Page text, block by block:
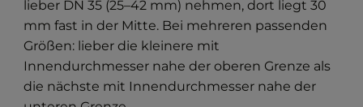
lieber DN 35 (25–42 mm) nehmen, dort liegt 30
mm fast in der Mitte. Bei mehreren passenden
Größen: lieber die kleinere mit
Innendurchmesser nahe der oberen Grenze als
die nächste mit Innendurchmesser nahe der